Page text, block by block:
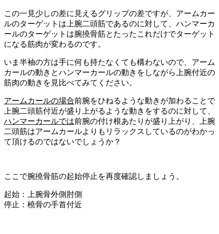
この一見少しの差に見えるグリップの差ですが、アームカー
ルのターゲットは上腕二頭筋であるのに対して、ハンマーカ
ールのターゲットは腕撓骨筋と たったこれだけでターゲット
になる筋肉が変わるのです。
いま半袖の方は手に何も持たなくても構わないので、アーム
カールの動きとハンマーカールの動きをしながら上腕付近の
筋肉の動きを見比べてみてください。
アームカールの場合前腕をひねるような動きが加わることで
上腕二頭筋付近が盛り上がるような動きをするのに対して、
ハンマーカールでは前腕の付け根あたりが盛り上がり、上腕
二頭筋はアームカールよりもリラックスしているのがわかっ
て頂けるのではないでしょうか？
ここで腕撓骨筋の起始停止を再度確認しましょう。
起始 ：上腕骨外側肘側
停止 ：橈骨の手首付近